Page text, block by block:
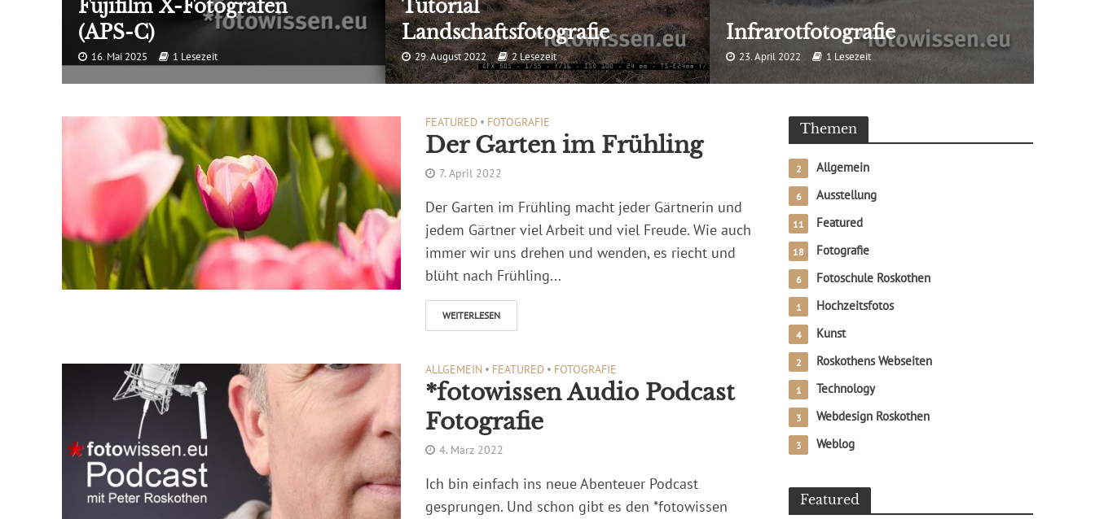
Fujifilm X-Fotografen
(APS-C)
16. Mai 2025 1 Lesezeit
Tutorial
Landschaftsfotografie
29. August 2022 2 Lesezeit
Infrarotfotografie
23. April 2022 1 Lesezeit
FEATURED • FOTOGRAFIE
Der Garten im Frühling
7. April 2022
Der Garten im Frühling macht jeder Gärtnerin und
jedem Gärtner viel Arbeit und viel Freude. Wie auch
immer wir uns drehen und wenden, es riecht und
blüht nach Frühling...
WEITERLESEN
ALLGEMEIN • FEATURED • FOTOGRAFIE
*fotowissen Audio Podcast
Fotografie
4. März 2022
Ich bin einfach ins neue Abenteuer Podcast
gesprungen. Und schon gibt es den *fotowissen
Themen
Allgemein
2
Ausstellung
6
Featured
11
Fotografie
18
Fotoschule Roskothen
6
Hochzeitsfotos
1
Kunst
4
Roskothens Webseiten
2
Technology
1
Webdesign Roskothen
3
Weblog
3
Featured